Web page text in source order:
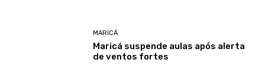
MARICÁ
Maricá suspende aulas após alerta
de ventos fortes